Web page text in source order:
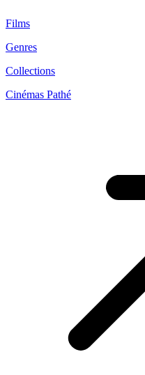
Films
Genres
Collections
Cinémas Pathé